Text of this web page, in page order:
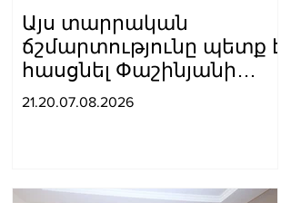
Այս տարրական
ճշմարտությունը պետք է
հասցնել Փաշինյանի
ուժայիններին և
21.20.07.08.2026